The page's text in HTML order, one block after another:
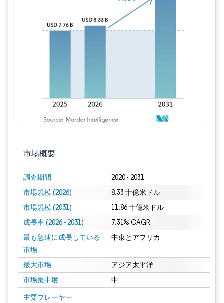
市場概要
調査期間 2020 - 2031
市場規模 (2026) 8.33 十億米ドル
市場規模 (2031) 11.86 十億米ドル
成長率 (2026 - 2031) 7.31% CAGR
最も急速に成長している
市場
中東とアフリカ
最大市場 アジア太平洋
市場集中度 中
主要プレーヤー
画像 © Mordor Intelligence。再利用にはCC BY 4.0の表示が必要です。